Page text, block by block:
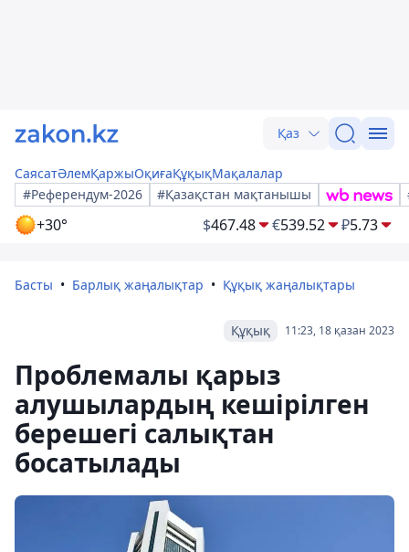
Қаз
СаясатӘлемҚаржыОқиғаҚұқықМақалалар
#Референдум-2026
#Қазақстан мақтанышы
+30° $467.48 €539.52 ₽5.73
Басты Барлық жаңалықтар Құқық жаңалықтары
11:23, 18 қазан 2023
Құқық
Проблемалы қарыз
алушылардың кешірілген
берешегі салықтан
босатылады